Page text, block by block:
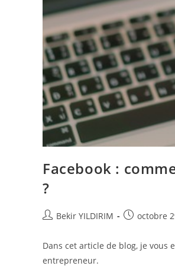
Facebook :
?
Auteur/autrice
la
publication :
Bekir YILDIRIM
Publication
octobre
Dans cet article de blog, je vous
entrepreneur.